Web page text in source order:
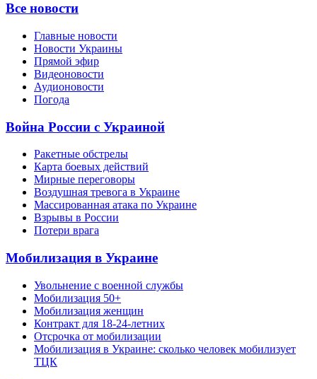
Все новости
Главные новости
Новости Украины
Прямой эфир
Видеоновости
Аудионовости
Погода
Война России с Украиной
Ракетные обстрелы
Карта боевых действий
Мирные переговоры
Воздушная тревога в Украине
Массированная атака по Украине
Взрывы в России
Потери врага
Мобилизация в Украине
Увольнение с военной службы
Мобилизация 50+
Мобилизация женщин
Контракт для 18-24-летних
Отсрочка от мобилизации
Мобилизация в Украине: сколько человек мобилизует
ТЦК